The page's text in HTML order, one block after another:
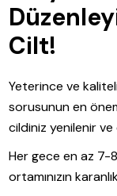
Cilt!
Yeterince ve
sorusunun en
cildiniz yenilenir ve
Her gece en az 7-
ortamınızın